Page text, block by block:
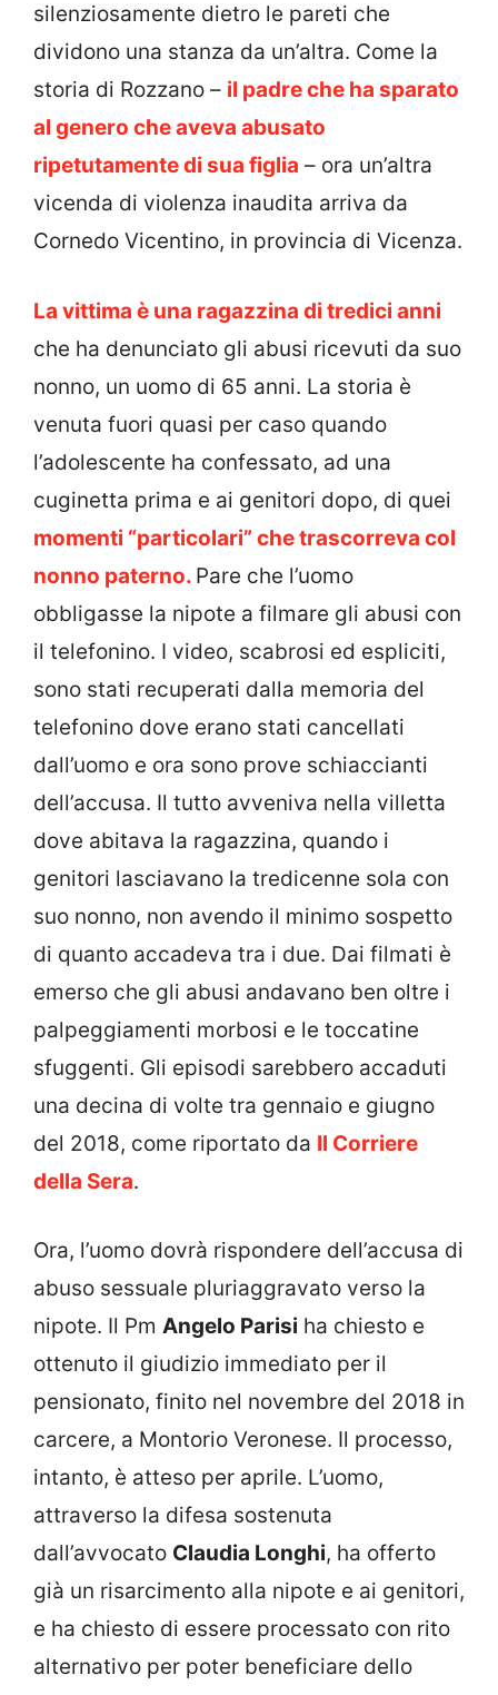
silenziosamente dietro le pareti che
dividono una stanza da un’altra. Come la
storia di Rozzano – il padre che ha sparato
al genero che aveva abusato
ripetutamente di sua figlia – ora un’altra
vicenda di violenza inaudita arriva da
Cornedo Vicentino, in provincia di Vicenza.
La vittima è una ragazzina di tredici anni
che ha denunciato gli abusi ricevuti da suo
nonno, un uomo di 65 anni. La storia è
venuta fuori quasi per caso quando
l’adolescente ha confessato, ad una
cuginetta prima e ai genitori dopo, di quei
momenti “particolari” che trascorreva col
nonno paterno. Pare che l’uomo
obbligasse la nipote a filmare gli abusi con
il telefonino. I video, scabrosi ed espliciti,
sono stati recuperati dalla memoria del
telefonino dove erano stati cancellati
dall’uomo e ora sono prove schiaccianti
dell’accusa. Il tutto avveniva nella villetta
dove abitava la ragazzina, quando i
genitori lasciavano la tredicenne sola con
suo nonno, non avendo il minimo sospetto
di quanto accadeva tra i due. Dai filmati è
emerso che gli abusi andavano ben oltre i
palpeggiamenti morbosi e le toccatine
sfuggenti. Gli episodi sarebbero accaduti
una decina di volte tra gennaio e giugno
del 2018, come riportato da Il Corriere
della Sera.
Ora, l’uomo dovrà rispondere dell’accusa di
abuso sessuale pluriaggravato verso la
nipote. Il Pm Angelo Parisi ha chiesto e
ottenuto il giudizio immediato per il
pensionato, finito nel novembre del 2018 in
carcere, a Montorio Veronese. Il processo,
intanto, è atteso per aprile. L’uomo,
attraverso la difesa sostenuta
dall’avvocato Claudia Longhi, ha offerto
già un risarcimento alla nipote e ai genitori,
e ha chiesto di essere processato con rito
alternativo per poter beneficiare dello